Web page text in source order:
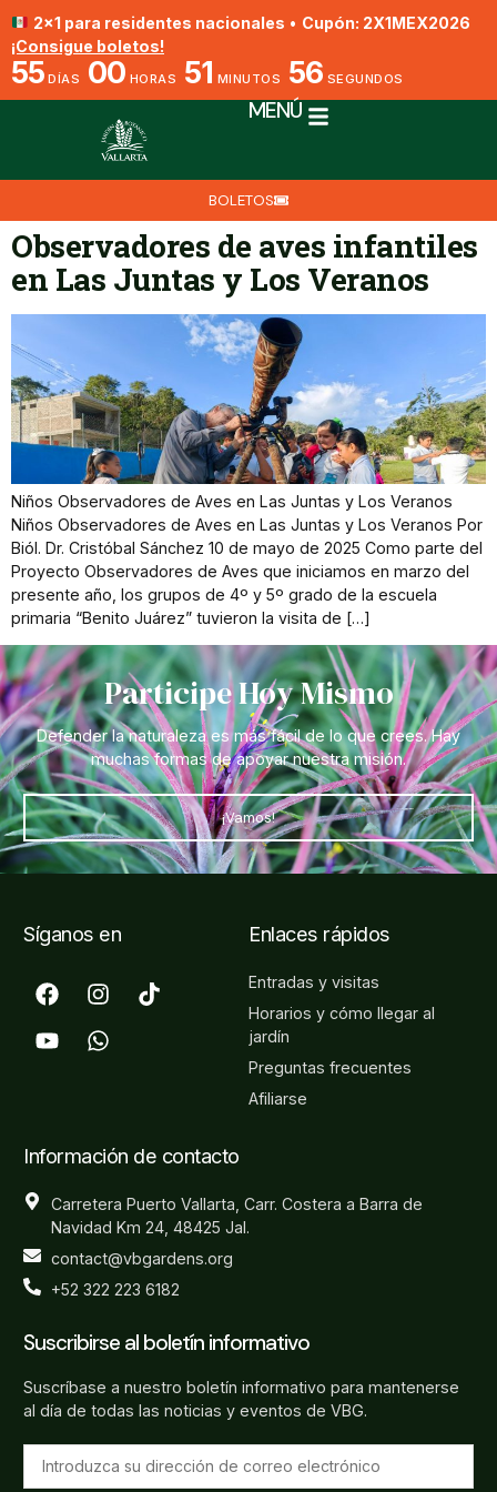
2x1 para residentes nacionales • Cupón: 2X1MEX2026
¡Consigue boletos!
55 DÍAS 00 HORAS 51 MINUTOS 56 SEGUNDOS
MENÚ
BOLETOS
Observadores de aves infantiles
en Las Juntas y Los Veranos
Niños Observadores de Aves en Las Juntas y Los Veranos
Niños Observadores de Aves en Las Juntas y Los Veranos Por
Biól. Dr. Cristóbal Sánchez 10 de mayo de 2025 Como parte del
Proyecto Observadores de Aves que iniciamos en marzo del
presente año, los grupos de 4º y 5º grado de la escuela
primaria “Benito Juárez” tuvieron la visita de […]
Participe Hoy Mismo
Defender la naturaleza es más fácil de lo que crees. Hay
muchas formas de apoyar nuestra misión.
¡Vamos!
Síganos en Enlaces rápidos
Entradas y visitas
Horarios y cómo llegar al
jardín
Preguntas frecuentes
Afiliarse
Información de contacto
Carretera Puerto Vallarta, Carr. Costera a Barra de
Navidad Km 24, 48425 Jal.
contact@vbgardens.org
+52 322 223 6182
Suscribirse al boletín informativo
Suscríbase a nuestro boletín informativo para mantenerse
al día de todas las noticias y eventos de VBG.